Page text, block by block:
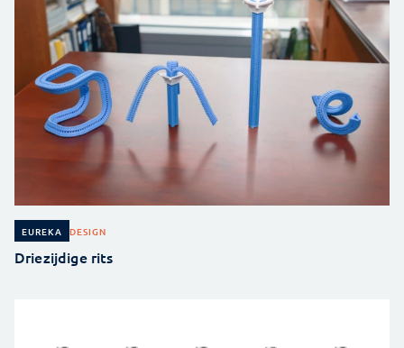
EUREKA DESIGN
Driezijdige rits